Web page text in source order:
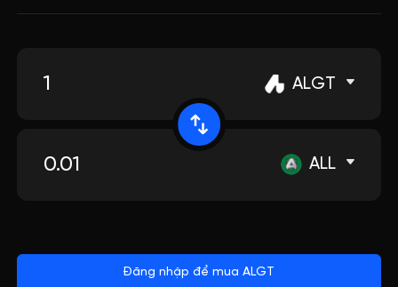
ALGT
ALL
Đăng nhập để mua ALGT